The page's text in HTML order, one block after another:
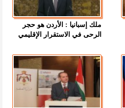
ملك إسبانيا : الأردن هو حجر
الرحى في الاستقرار الإقليمي